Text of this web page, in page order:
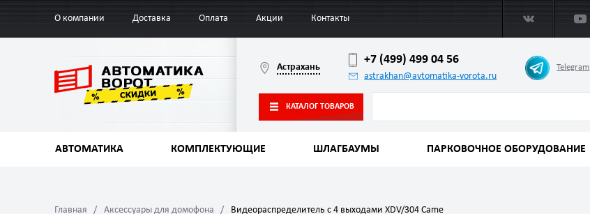
О компании Доставка Оплата Акции Контакты
Астрахань
+7 (499) 499 04 56
astrakhan@avtomatika-vorota.ru
Telegram
КАТАЛОГ ТОВАРОВ
АВТОМАТИКА КОМПЛЕКТУЮЩИЕ ШЛАГБАУМЫ ПАРКОВОЧНОЕ ОБОРУДОВАНИЕ
Главная Аксессуары для домофона Видеораспределитель с 4 выходами XDV/304 Came